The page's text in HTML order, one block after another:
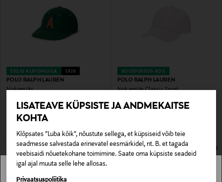
LISATEAVE KÜPSISTE JA ANDMEKAITSE
KOHTA
Klõpsates "Luba kõik", nõustute sellega, et küpsiseid võib teie
seadmesse salvestada erinevatel eesmärkidel, nt. B. et tagada
veebisaidi nõuetekohane toimimine. Saate oma küpsiste seadeid
igal ajal muuta selle lehe allosas.
Privaatsuspoliitika
EELIS KUPONGIGA UUS
POLO RALPH LAUREN
Nokamüts
SOODUSTUS 40%
POLO RALPH LAUREN
Nokamüts Classic Sport